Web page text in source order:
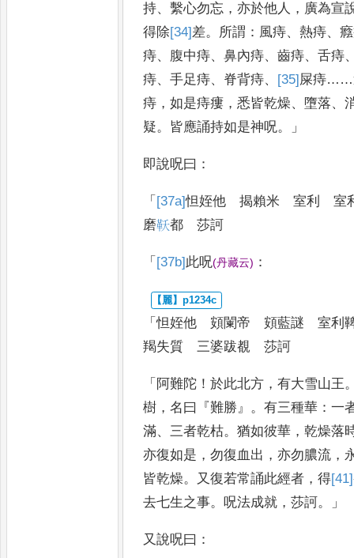
持、繫心勿忘 ，亦於他人 ， 廣為宣
得除[34] 差。 所謂 ： 風痔、熱痔、
痔、 腹中痔、鼻內痔、齒痔、舌痔
痔、手足痔、 脊背痔、 [35] 屎痔……
痔 ，如是痔瘻 ，悉皆乾燥、墮落、
疑。 皆應誦持如是神呪。」
即說呪曰 ：
「 [37a]怛姪他 揭賴米 室利 室
磨𮧔都 莎訶
「 [37b] 此呪(丹藏云) ：
「怛姪他 頞闌帝 頞藍謎 室利
羯失質 三婆跋覩 莎訶
「 阿難陀 ！於此北方 ，有大雪山王
樹 ，名曰 『難勝』。有三種華 ：一
滿、三者乾枯。猶如彼華 ，乾燥落
亦復如是 ，勿復血出 ，亦勿膿流 ，
皆乾燥。 又復若常誦此經者 ，得[41]
去七生之事。呪法成就 ，莎訶 。」
又說呪曰 ：